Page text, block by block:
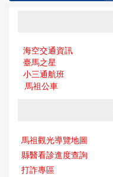
海空交通資訊
臺馬之星
小三通航班
馬祖公車
馬祖觀光導覽地圖
縣醫看診進度查詢
打詐專區